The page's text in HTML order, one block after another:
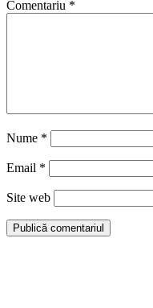
Comentariu *
Nume *
Email *
Site web